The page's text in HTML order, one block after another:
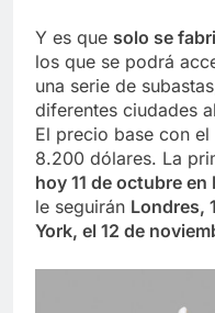
Y es que solo se
los que se podrá
una serie de
diferentes ciudades
El precio base con
8.200 dólares. La
hoy 11 de octubre en
le seguirán Londres,
York, el 12 de